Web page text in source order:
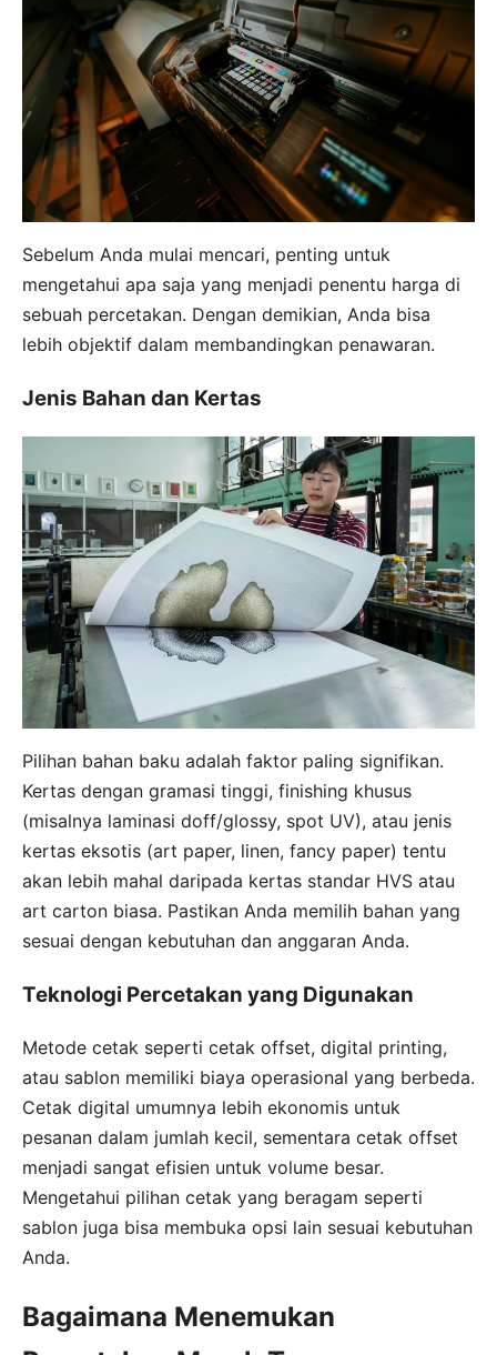
Sebelum Anda mulai mencari, penting untuk
mengetahui apa saja yang menjadi penentu harga di
sebuah percetakan. Dengan demikian, Anda bisa
lebih objektif dalam membandingkan penawaran.
Jenis Bahan dan Kertas
Pilihan bahan baku adalah faktor paling signifikan.
Kertas dengan gramasi tinggi, finishing khusus
(misalnya laminasi doff/glossy, spot UV), atau jenis
kertas eksotis (art paper, linen, fancy paper) tentu
akan lebih mahal daripada kertas standar HVS atau
art carton biasa. Pastikan Anda memilih bahan yang
sesuai dengan kebutuhan dan anggaran Anda.
Teknologi Percetakan yang Digunakan
Metode cetak seperti cetak offset, digital printing,
atau sablon memiliki biaya operasional yang berbeda.
Cetak digital umumnya lebih ekonomis untuk
pesanan dalam jumlah kecil, sementara cetak offset
menjadi sangat efisien untuk volume besar.
Mengetahui pilihan cetak yang beragam seperti
sablon juga bisa membuka opsi lain sesuai kebutuhan
Anda.
Bagaimana Menemukan